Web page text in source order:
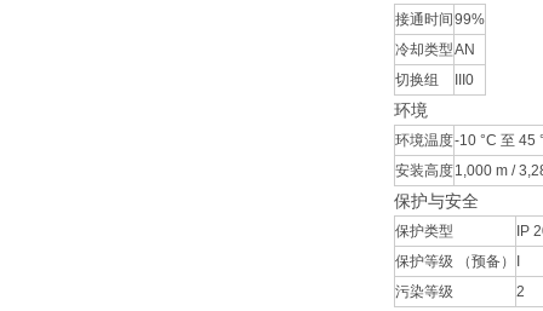
接通时间 99%
冷却类型AN
切换组
III0
环境
环境温度-10 °C 至 45
安装高度1,000 m /
保护与安全
保护类型
IP
保护等级 （预备）
污染等级
2